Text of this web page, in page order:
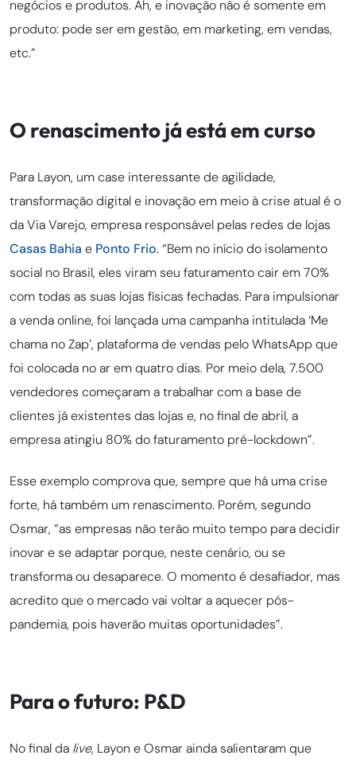
negócios e produtos. Ah, e inovação não é somente em
produto: pode ser em gestão, em marketing, em vendas,
etc.”
O renascimento já está em curso
Para Layon, um case interessante de agilidade,
transformação digital e inovação em meio à crise atual é o
da Via Varejo, empresa responsável pelas redes de lojas
Casas Bahia e Ponto Frio. “Bem no início do isolamento
social no Brasil, eles viram seu faturamento cair em 70%
com todas as suas lojas físicas fechadas. Para impulsionar
a venda online, foi lançada uma campanha intitulada ‘Me
chama no Zap’, plataforma de vendas pelo WhatsApp que
foi colocada no ar em quatro dias. Por meio dela, 7.500
vendedores começaram a trabalhar com a base de
clientes já existentes das lojas e, no final de abril, a
empresa atingiu 80% do faturamento pré-lockdown”.
Esse exemplo comprova que, sempre que há uma crise
forte, há também um renascimento. Porém, segundo
Osmar, “as empresas não terão muito tempo para decidir
inovar e se adaptar porque, neste cenário, ou se
transforma ou desaparece. O momento é desafiador, mas
acredito que o mercado vai voltar a aquecer pós-
pandemia, pois haverão muitas oportunidades”.
Para o futuro: P&D
No final da live, Layon e Osmar ainda salientaram que